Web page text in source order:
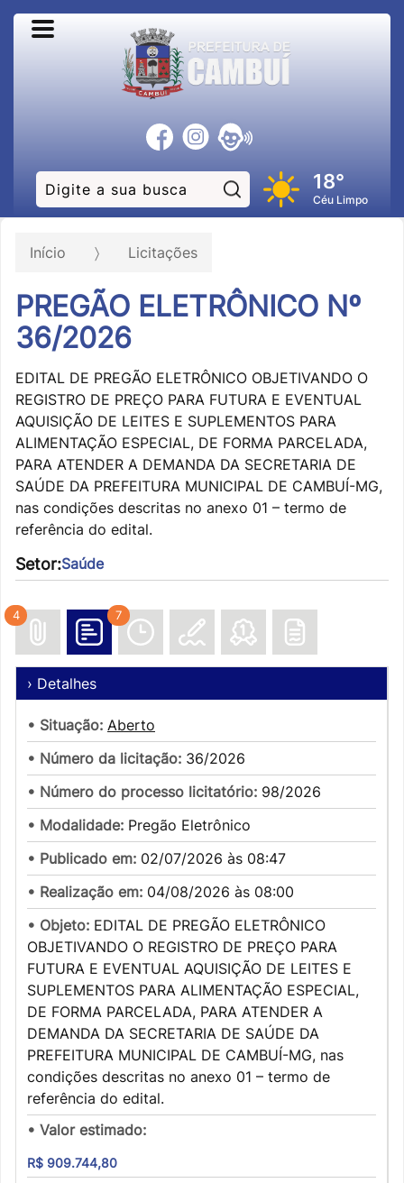
Pesquisar:18°
Céu Limpo
Início Licitações
PREGÃO ELETRÔNICO Nº
36/2026
EDITAL DE PREGÃO ELETRÔNICO OBJETIVANDO O
REGISTRO DE PREÇO PARA FUTURA E EVENTUAL
AQUISIÇÃO DE LEITES E SUPLEMENTOS PARA
ALIMENTAÇÃO ESPECIAL, DE FORMA PARCELADA,
PARA ATENDER A DEMANDA DA SECRETARIA DE
SAÚDE DA PREFEITURA MUNICIPAL DE CAMBUÍ-MG,
nas condições descritas no anexo 01 – termo de
referência do edital.
Setor:Saúde
4 7
› Detalhes
• Situação: Aberto
• Número da licitação: 36/2026
• Número do processo licitatório: 98/2026
• Modalidade: Pregão Eletrônico
• Publicado em: 02/07/2026 às 08:47
• Realização em: 04/08/2026 às 08:00
• Objeto: EDITAL DE PREGÃO ELETRÔNICO
OBJETIVANDO O REGISTRO DE PREÇO PARA
FUTURA E EVENTUAL AQUISIÇÃO DE LEITES E
SUPLEMENTOS PARA ALIMENTAÇÃO ESPECIAL,
DE FORMA PARCELADA, PARA ATENDER A
DEMANDA DA SECRETARIA DE SAÚDE DA
PREFEITURA MUNICIPAL DE CAMBUÍ-MG, nas
condições descritas no anexo 01 – termo de
referência do edital.
• Valor estimado:
R$ 909.744,80